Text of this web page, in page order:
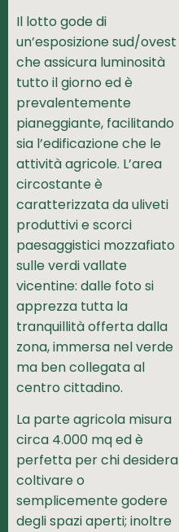
Il lotto gode di
un’esposizione sud/ovest
che assicura luminosità
tutto il giorno ed è
prevalentemente
pianeggiante, facilitando
sia l’edificazione che le
attività agricole. L’area
circostante è
caratterizzata da uliveti
produttivi e scorci
paesaggistici mozzafiato
sulle verdi vallate
vicentine: dalle foto si
apprezza tutta la
tranquillità offerta dalla
zona, immersa nel verde
ma ben collegata al
centro cittadino.
La parte agricola misura
circa 4.000 mq ed è
perfetta per chi desidera
coltivare o
semplicemente godere
degli spazi aperti; inoltre